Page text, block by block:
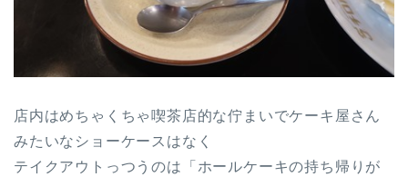
店内はめちゃくちゃ喫茶店的な佇まいでケーキ屋さん
みたいなショーケースはなく
テイクアウトっつうのは「ホールケーキの持ち帰りが